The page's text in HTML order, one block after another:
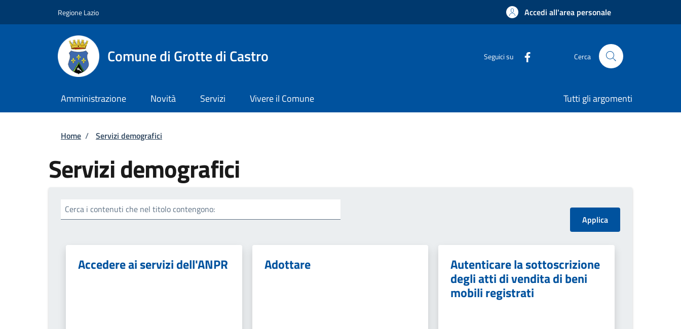
Regione Lazio Accedi all'area personale
Comune di Grotte di Castro Seguici su Cerca
Amministrazione Novità Servizi Vivere il Comune Tutti gli argomenti
Briciole di pane
Home / Servizi demografici
Servizi demografici
Cerca i contenuti che nel titolo contengono:
Accedere ai servizi dell'ANPR Adottare Autenticare la sottoscrizione
degli atti di vendita di beni
mobili registrati